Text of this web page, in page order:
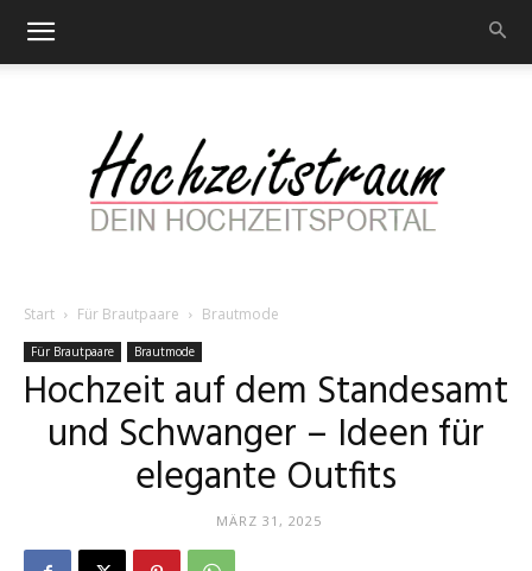
–
Start Für Brautpaare Brautmode
Für Brautpaare Brautmode
Hochzeit auf dem Standesamt
und Schwanger – Ideen für
elegante Outfits
MÄRZ 31, 2025